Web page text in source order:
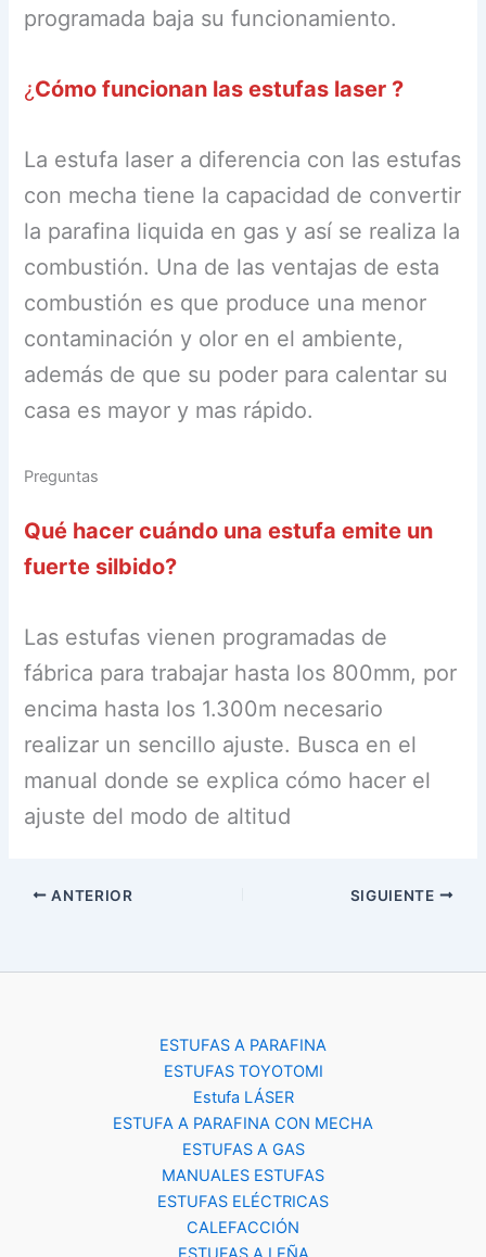
programada baja su funcionamiento.
¿Cómo funcionan las estufas laser ?
La estufa laser a diferencia con las estufas
con mecha tiene la capacidad de convertir
la parafina liquida en gas y así se realiza la
combustión. Una de las ventajas de esta
combustión es que produce una menor
contaminación y olor en el ambiente,
además de que su poder para calentar su
casa es mayor y mas rápido.
Preguntas
Qué hacer cuándo una estufa emite un
fuerte silbido?
Las estufas vienen programadas de
fábrica para trabajar hasta los 800mm, por
encima hasta los 1.300m necesario
realizar un sencillo ajuste. Busca en el
manual donde se explica cómo hacer el
ajuste del modo de altitud
ANTERIOR SIGUIENTE
ESTUFAS A PARAFINA
ESTUFAS TOYOTOMI
Estufa LÁSER
ESTUFA A PARAFINA CON MECHA
ESTUFAS A GAS
MANUALES ESTUFAS
ESTUFAS ELÉCTRICAS
CALEFACCIÓN